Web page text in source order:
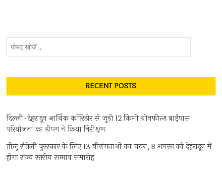
RECENT POSTS
दिल्ली-देहरादून आर्थिक कॉरिडोर से जुड़ी 12 किमी ग्रीनफील्ड बाईपास
परियोजना का डीएम ने किया निरीक्षण
तीलू रौतेली पुरस्कार के लिए 13 वीरांगनाओं का चयन, 8 अगस्त को देहरादून में
होगा राज्य स्तरीय सम्मान समारोह